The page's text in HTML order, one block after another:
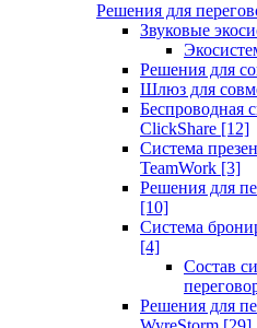
Решения для
Звуковые
Решения для
Шлюз для
Беспроводная
ClickShare [12]
Система
TeamWork [3]
Решения для
[10]
Система
[4]
Состав
Решения для